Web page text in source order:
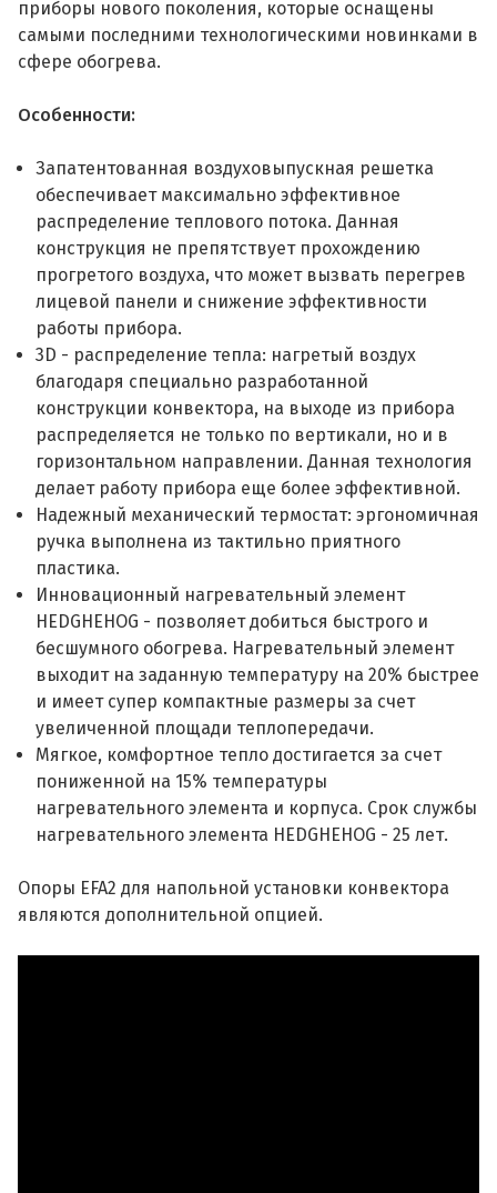
приборы нового поколения, которые оснащены
самыми последними технологическими новинками в
сфере обогрева.
Особенности:
Запатентованная воздуховыпускная решетка
обеспечивает максимально эффективное
распределение теплового потока. Данная
конструкция не препятствует прохождению
прогретого воздуха, что может вызвать перегрев
лицевой панели и снижение эффективности
работы прибора.
3D - распределение тепла: нагретый воздух
благодаря специально разработанной
конструкции конвектора, на выходе из прибора
распределяется не только по вертикали, но и в
горизонтальном направлении. Данная технология
делает работу прибора еще более эффективной.
Надежный механический термостат: эргономичная
ручка выполнена из тактильно приятного
пластика.
Инновационный нагревательный элемент
HEDGHEHOG - позволяет добиться быстрого и
бесшумного обогрева. Нагревательный элемент
выходит на заданную температуру на 20% быстрее
и имеет супер компактные размеры за счет
увеличенной площади теплопередачи.
Мягкое, комфортное тепло достигается за счет
пониженной на 15% температуры
нагревательного элемента и корпуса. Срок службы
нагревательного элемента HEDGHEHOG - 25 лет.
Опоры EFA2 для напольной установки конвектора
являются дополнительной опцией.